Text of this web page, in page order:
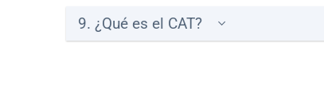
9. ¿Qué es el CAT?